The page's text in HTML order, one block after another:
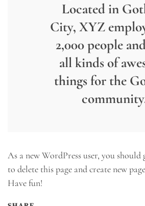
Located in
City, XYZ
2,000 people
all kinds of
things for the
As a new WordPress user, you should
to delete this page and create new
Have fun!